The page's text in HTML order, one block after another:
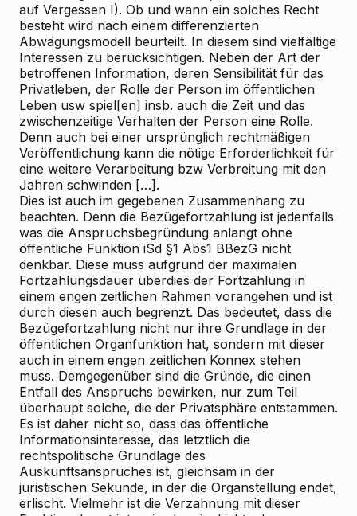
auf Vergessen I). Ob und wann ein solches Recht
besteht wird nach einem differenzierten
Abwägungsmodell beurteilt. In diesem sind vielfältige
Interessen zu berücksichtigen. Neben der Art der
betroffenen Information, deren Sensibilität für das
Privatleben, der Rolle der Person im öffentlichen
Leben usw spiel[en] insb. auch die Zeit und das
zwischenzeitige Verhalten der Person eine Rolle.
Denn auch bei einer ursprünglich rechtmäßigen
Veröffentlichung kann die nötige Erforderlichkeit für
eine weitere Verarbeitung bzw Verbreitung mit den
Jahren schwinden […].
Dies ist auch im gegebenen Zusammenhang zu
beachten. Denn die Bezügefortzahlung ist jedenfalls
was die Anspruchsbegründung anlangt ohne
öffentliche Funktion iSd §1 Abs1 BBezG nicht
denkbar. Diese muss aufgrund der maximalen
Fortzahlungsdauer überdies der Fortzahlung in
einem engen zeitlichen Rahmen vorangehen und ist
durch diesen auch begrenzt. Das bedeutet, dass die
Bezügefortzahlung nicht nur ihre Grundlage in der
öffentlichen Organfunktion hat, sondern mit dieser
auch in einem engen zeitlichen Konnex stehen
muss. Demgegenüber sind die Gründe, die einen
Entfall des Anspruchs bewirken, nur zum Teil
überhaupt solche, die der Privatsphäre entstammen.
Es ist daher nicht so, dass das öffentliche
Informationsinteresse, das letztlich die
rechtspolitische Grundlage des
Auskunftsanspruches ist, gleichsam in der
juristischen Sekunde, in der die Organstellung endet,
erlischt. Vielmehr ist die Verzahnung mit dieser